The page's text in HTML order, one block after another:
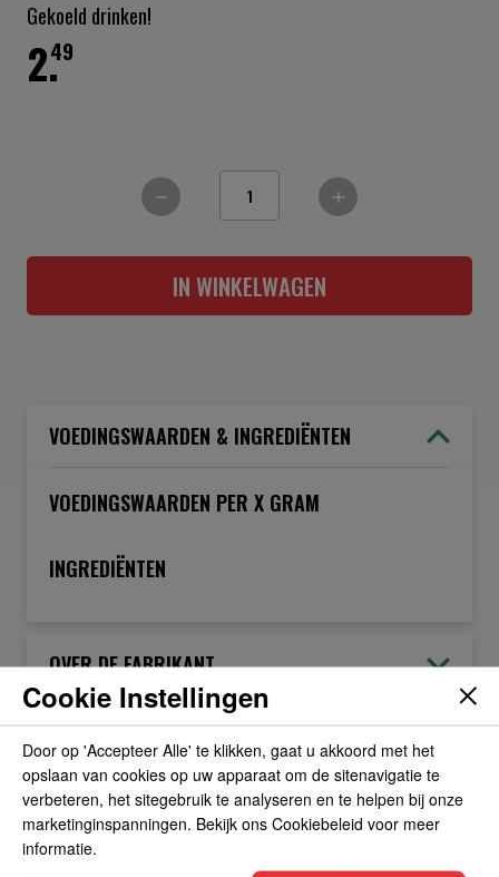
Gekoeld drinken!
49
2.
IN WINKELWAGEN
VOEDINGSWAARDEN & INGREDIËNTEN
VOEDINGSWAARDEN PER X GRAM
INGREDIËNTEN
OVER DE FABRIKANT
ALLERGIEËN
OVERIGE INFORMATIE
Cookie Instellingen
Door op 'Accepteer Alle' te klikken, gaat u akkoord met het
opslaan van cookies op uw apparaat om de sitenavigatie te
verbeteren, het sitegebruik te analyseren en te helpen bij onze
marketinginspanningen. Bekijk ons Cookiebeleid voor meer
informatie.